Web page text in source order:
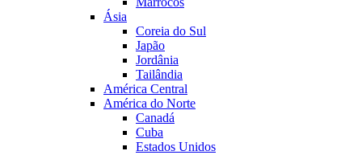
Ásia
Coreia do Sul
Japão
Jordânia
Tailândia
América Central
América do Norte
Canadá
Cuba
Estados Unidos